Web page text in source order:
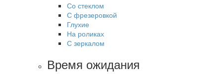
Со стеклом
С фрезеровкой
Глухие
На роликах
С зеркалом
Время ожидания